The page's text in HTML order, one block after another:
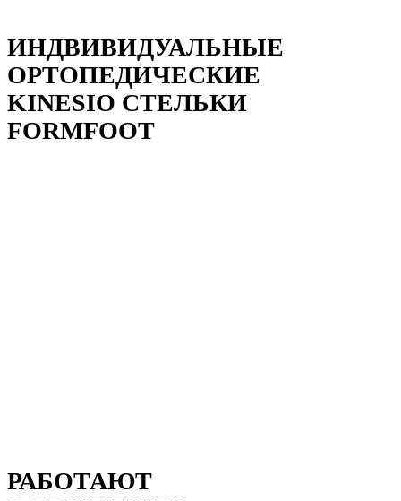
ИНДВИВИДУАЛЬНЫЕ
ОРТОПЕДИЧЕСКИЕ
KINESIO СТЕЛЬКИ
FORMFOOT
РАБОТАЮТ